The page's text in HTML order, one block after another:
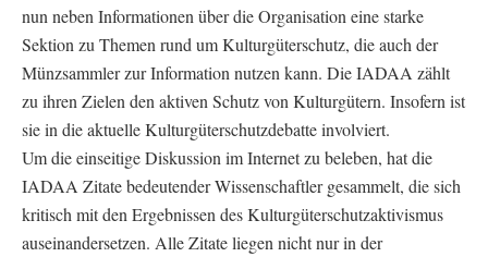
nun neben Informationen über die Organisation eine starke
Sektion zu Themen rund um Kulturgüterschutz, die auch der
Münzsammler zur Information nutzen kann. Die IADAA zählt
zu ihren Zielen den aktiven Schutz von Kulturgütern. Insofern ist
sie in die aktuelle Kulturgüterschutzdebatte involviert.
Um die einseitige Diskussion im Internet zu beleben, hat die
IADAA Zitate bedeutender Wissenschaftler gesammelt, die sich
kritisch mit den Ergebnissen des Kulturgüterschutzaktivismus
auseinandersetzen. Alle Zitate liegen nicht nur in der